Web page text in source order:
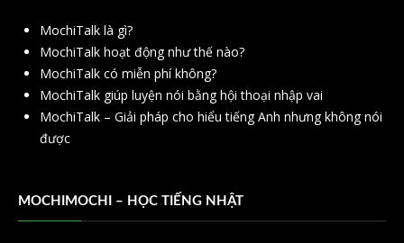
MochiTalk là gì?
MochiTalk hoạt động như thế nào?
MochiTalk có miễn phí không?
MochiTalk giúp luyện nói bằng hội thoại nhập vai
MochiTalk – Giải pháp cho hiểu tiếng Anh nhưng không nói
được
MOCHIMOCHI – HỌC TIẾNG NHẬT